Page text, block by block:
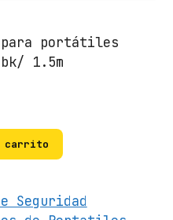
para portátiles
1.5m
carrito
Seguridad